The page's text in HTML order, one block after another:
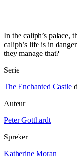
In the caliph’s palace,
caliph’s life is in
they manage that?
Serie
The Enchanted Castle
Auteur
Peter Gotthardt
Spreker
Katherine Moran